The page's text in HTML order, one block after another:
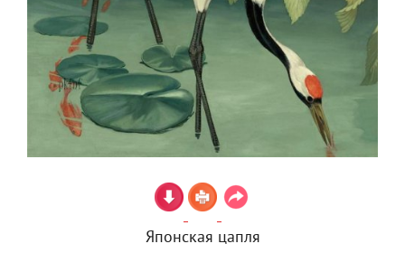
Японская цапля